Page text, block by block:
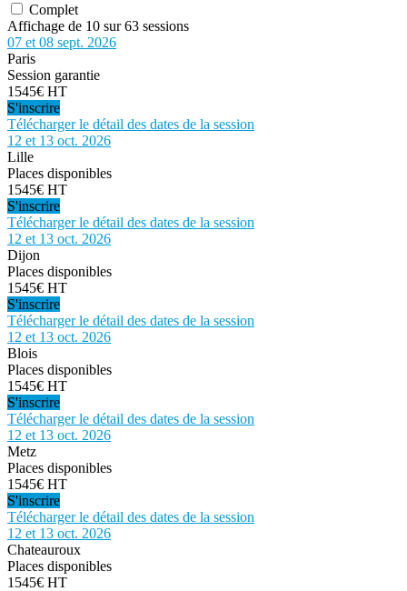
Complet
Affichage de 10 sur 63 sessions
07 et 08 sept. 2026
Paris
Session garantie
1545€ HT
S'inscrire
Télécharger le détail des dates de la session
12 et 13 oct. 2026
Lille
Places disponibles
1545€ HT
S'inscrire
Télécharger le détail des dates de la session
12 et 13 oct. 2026
Dijon
Places disponibles
1545€ HT
S'inscrire
Télécharger le détail des dates de la session
12 et 13 oct. 2026
Blois
Places disponibles
1545€ HT
S'inscrire
Télécharger le détail des dates de la session
12 et 13 oct. 2026
Metz
Places disponibles
1545€ HT
S'inscrire
Télécharger le détail des dates de la session
12 et 13 oct. 2026
Chateauroux
Places disponibles
1545€ HT